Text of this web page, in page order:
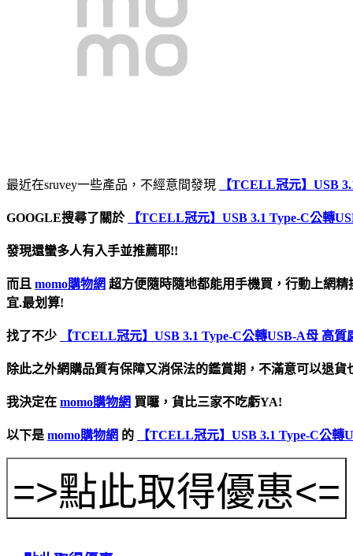
最近在sruvey一些產品，不經意間發現 【TCELL冠元】USB
GOOGLE搜尋了關於 【TCELL冠元】USB 3.1 Type-C公轉
發現還蠻多人有入手並推薦耶!!
而且 momo購物網 超方便隨時隨地都能用手機買，行動上網
宜.最划算!
找了不少 【TCELL冠元】USB 3.1 Type-C公轉USB-A母 高質
除此之外網購品質有保障又消保法的鑑賞期，不滿意可以退貨
我決定在 momo購物網 買囉，貨比三家不吃虧YA!
以下是 momo購物網 的 【TCELL冠元】USB 3.1 Type-C公轉